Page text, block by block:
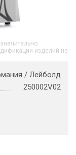
изделий не
/ Лейболд
250002V02